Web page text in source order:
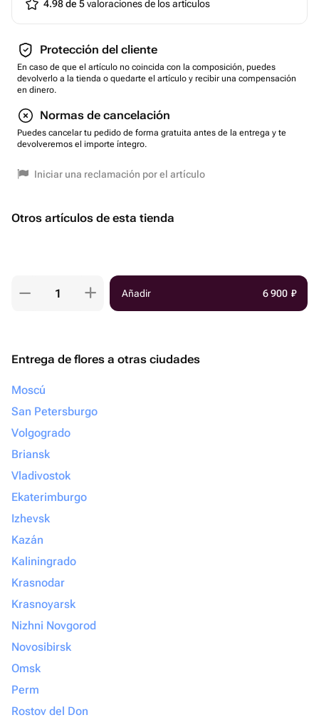
4.98 de 5valoraciones de los artículos
Protección del cliente
En caso de que el artículo no coincida con la composición, puedes
devolverlo a la tienda o quedarte el artículo y recibir una compensación
en dinero.
Normas de cancelación
Puedes cancelar tu pedido de forma gratuita antes de la entrega y te
devolveremos el importe íntegro.
Iniciar una reclamación por el artículo
Otros artículos de esta tienda
Añadir 6 900 ₽
Entrega de flores a otras ciudades
Moscú
San Petersburgo
Volgogrado
Briansk
Vladivostok
Ekaterimburgo
Izhevsk
Kazán
Kaliningrado
Krasnodar
Krasnoyarsk
Nizhni Novgorod
Novosibirsk
Omsk
Perm
Rostov del Don